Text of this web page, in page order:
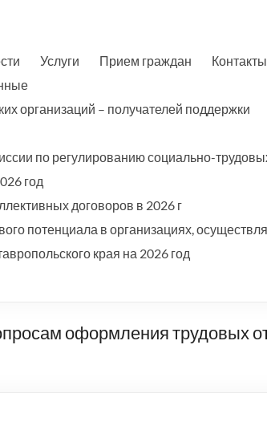
Услуги Прием граждан Контакты
организаций – получателей поддержки
по регулированию социально-
год
договоров в 2026 г
потенциала в организациях,
края на 2026 год
оформления трудовых